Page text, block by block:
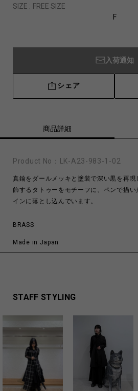
SIZE : FREE SIZE
F
入荷通知
シェア
商品詳細
Product No： LK-A23-983-1-02
真鍮をダールメッキと塗装で深い黒を再
飾するタトゥーをモチーフに、ペンで描
インに落とし込んでいます。
BRASS
Made in Japan
STAFF STYLING